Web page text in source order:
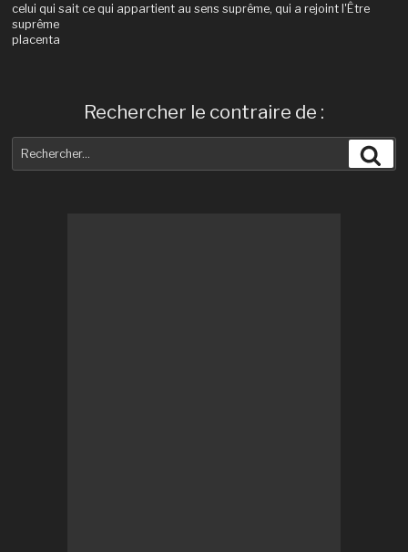
celui qui sait ce qui appartient au sens suprême, qui a rejoint l'Être
suprême
placenta
Rechercher le contraire de :
pour